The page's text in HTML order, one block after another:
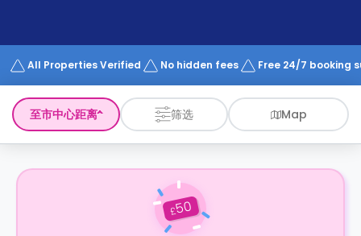
Works
All Properties Verified No hidden fees Free 24/7 booking
至市中心距离 筛选 Map
£50